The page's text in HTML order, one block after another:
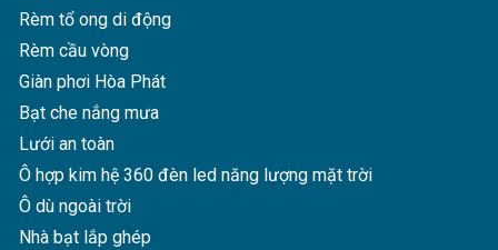
sét
– Dù có độ bền cao, nhưng vô cùng rẻ, đẹp, dễ thay thế
và có độ bền cao
Rèm tổ ong di động
Rèm cầu vòng
Giàn phơi Hòa Phát
Bạt che nắng mưa
Lưới an toàn
Ô hợp kim hệ 360 đèn led năng lượng mặt trời
Ô dù ngoài trời
Nhà bạt lắp ghép